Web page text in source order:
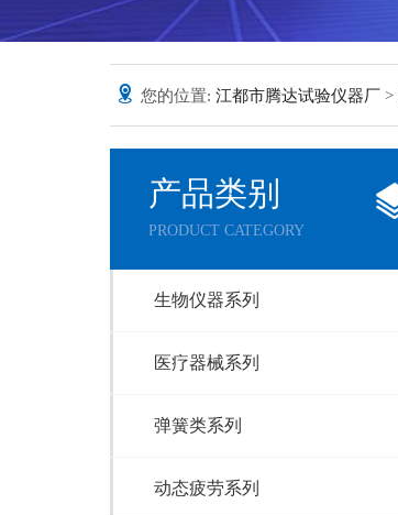
您的位置: 江都市腾达试验仪器厂 >
产品类别
PRODUCT CATEGORY
生物仪器系列
医疗器械系列
弹簧类系列
动态疲劳系列